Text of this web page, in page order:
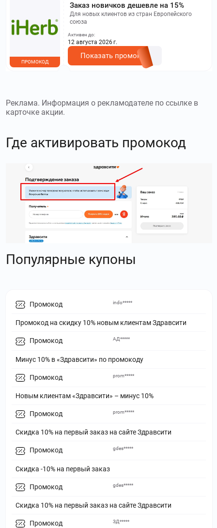
Заказ новичков дешевле на 15%
Для новых клиентов из стран Европейского
союза
ПРОМОКОД
Активен до:
12 августа 2026 г.
Показать промокод
Реклама. Информация о рекламодателе по ссылке в
карточке акции.
Где активировать промокод
Популярные купоны
Промокод
Промокод на скидку 10% новым клиентам Здравсити
indo*****
Промокод
Минус 10% в «Здравсити» по промокоду
АД*****
Промокод
Новым клиентам «Здравсити» – минус 10%
prom*****
Промокод
Скидка 10% на первый заказ на сайте Здравсити
prom*****
Промокод
Скидка -10% на первый заказ
gdes*****
Промокод
Скидка 10% на первый заказ на сайте Здравсити
gdes*****
Промокод ЗД*****